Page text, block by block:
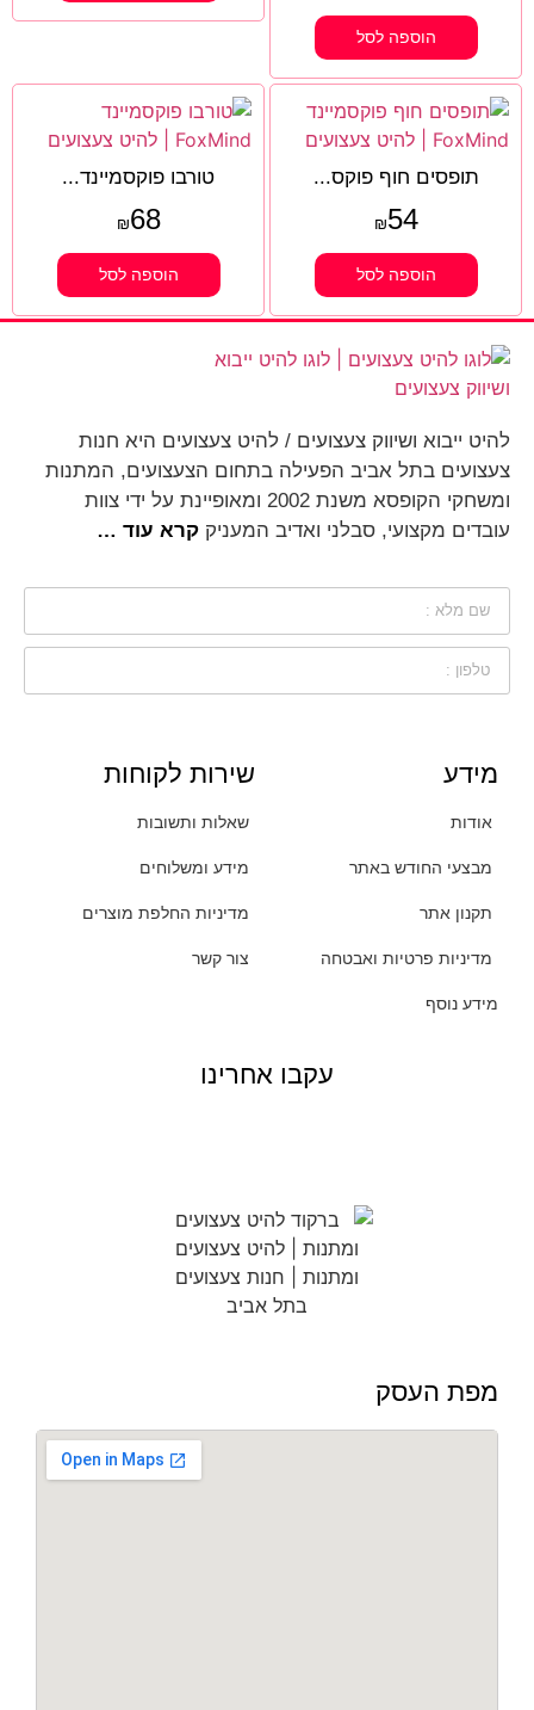
הוספה לסל
תופסים חוף פוקס...
₪54
הוספה לסל
טורבו פוקסמיינד...
₪68
הוספה לסל
להיט ייבוא ושיווק צעצועים / להיט צעצועים היא חנות
צעצועים בתל אביב הפעילה בתחום הצעצועים, המתנות
ומשחקי הקופסא משנת 2002 ומאופיינת על ידי צוות
עובדים מקצועי, סבלני ואדיב המעניק קרא עוד …
מידע
אודות
מבצעי החודש באתר
תקנון אתר
מדיניות פרטיות ואבטחה
מידע נוסף
שירות לקוחות
שאלות ותשובות
מידע ומשלוחים
מדיניות החלפת מוצרים
צור קשר
עקבו אחרינו
מפת העסק